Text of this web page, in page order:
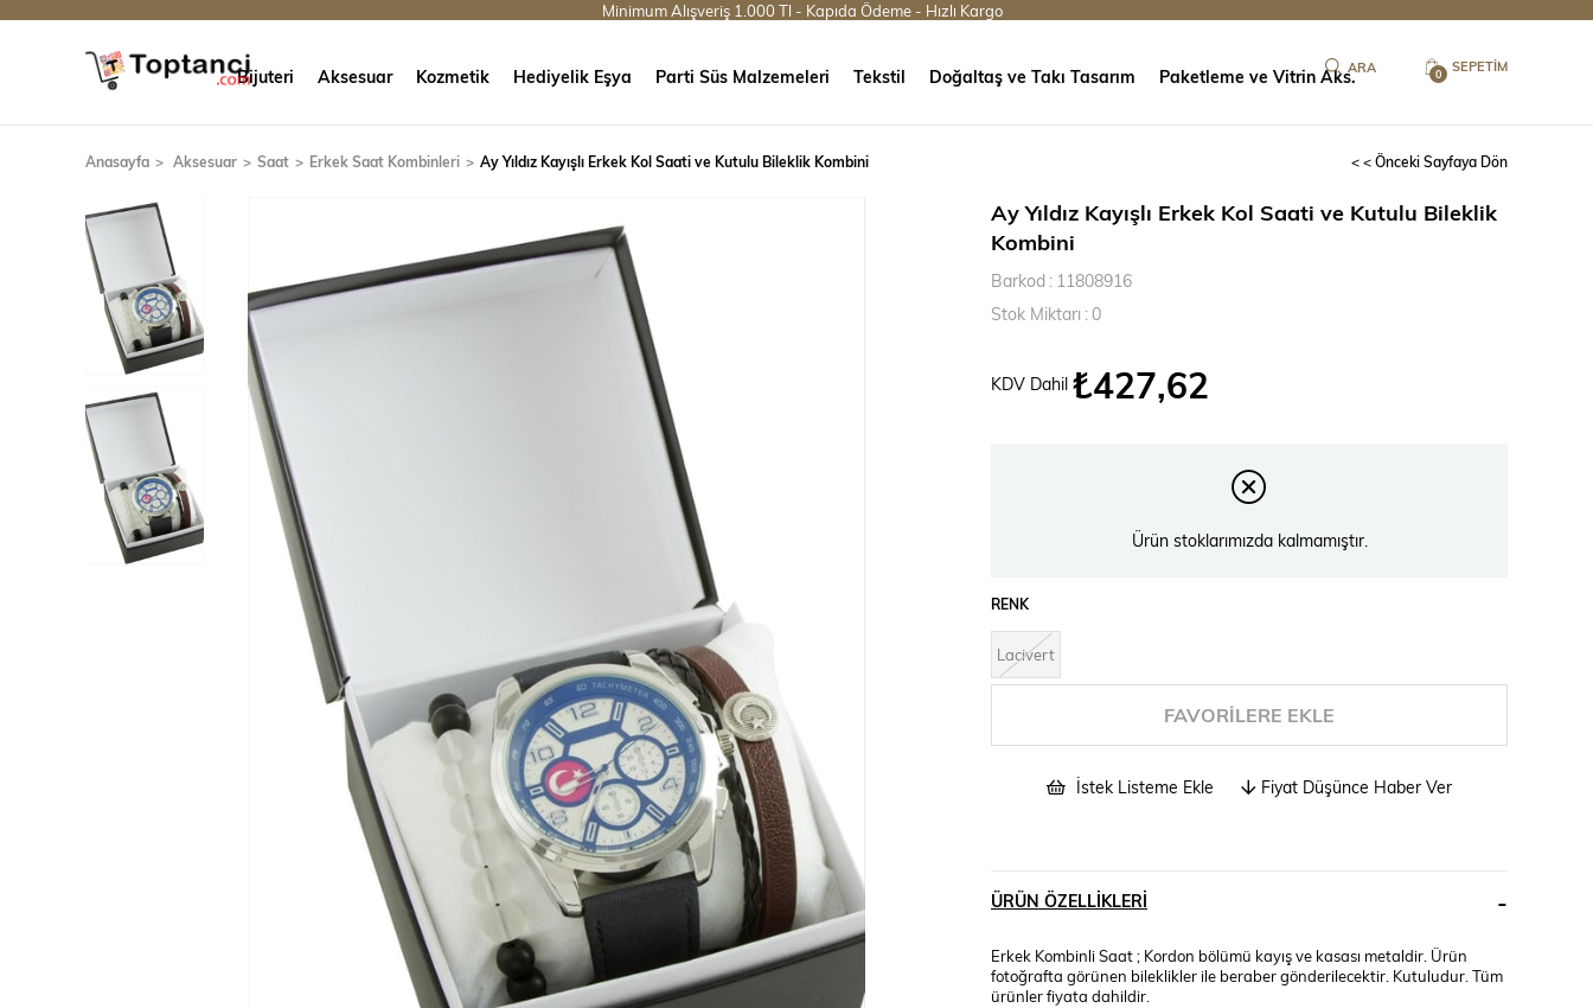
Minimum Alışveriş 1.000 Tl - Kapıda Ödeme - Hızlı Kargo
SEPETIM
0
Bijuteri Aksesuar Kozmetik Hediyelik Eşya Parti Süs Malzemeleri Tekstil Doğaltaş ve Takı Tasarım Paketleme ve Vitrin Aks.
Anasayfa Aksesuar Saat Erkek Saat Kombinleri Ay Yıldız Kayışlı Erkek Kol Saati ve Kutulu Bileklik Kombini < < Önceki Sayfaya Dön
Ay Yıldız Kayışlı Erkek Kol Saati ve Kutulu Bileklik
Kombini
Barkod : 11808916
Stok Miktarı :0
KDV Dahil ₺427,62
Ürün stoklarımızda kalmamıştır.
RENK
Lacivert
FAVORILERE EKLE
İstek Listeme Ekle Fiyat Düşünce Haber Ver
ÜRÜN ÖZELLIKLERI
Erkek Kombinli Saat ; Kordon bölümü kayış ve kasası metaldir. Ürün
fotoğrafta görünen bileklikler ile beraber gönderilecektir. Kutuludur. Tüm
ürünler fiyata dahildir.